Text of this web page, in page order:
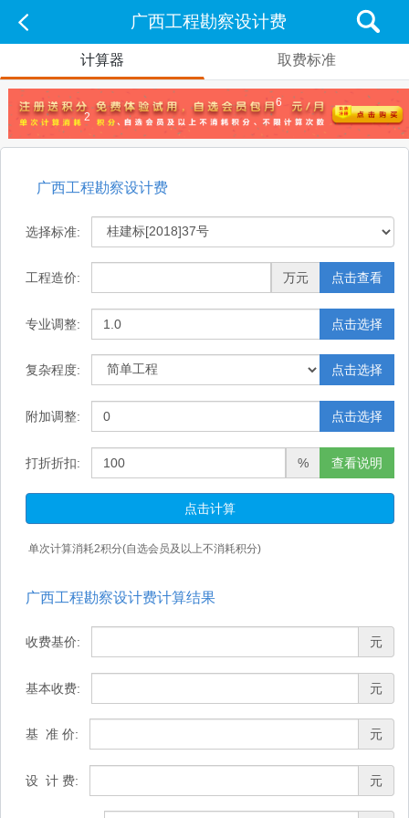
广西工程勘察设计费
计算器 取费标准
6
2
广西工程勘察设计费
选择标准:
工程造价: 万元 点击查看
专业调整: 点击选择
复杂程度: 点击选择
附加调整: 点击选择
打折折扣: % 查看说明
点击计算
单次计算消耗2积分(自选会员及以上不消耗积分)
广西工程勘察设计费计算结果
收费基价: 元
基本收费: 元
基 准 价: 元
设 计 费: 元